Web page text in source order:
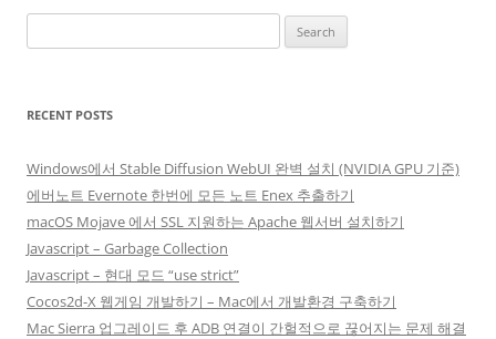
for:
RECENT POSTS
Windows에서 Stable Diffusion WebUI 완벽 설치 (NVIDIA GPU 기준)
에버노트 Evernote 한번에 모든 노트 Enex 추출하기
macOS Mojave 에서 SSL 지원하는 Apache 웹서버 설치하기
Javascript – Garbage Collection
Javascript – 현대 모드 “use strict”
Cocos2d-X 웹게임 개발하기 – Mac에서 개발환경 구축하기
Mac Sierra 업그레이드 후 ADB 연결이 간헐적으로 끊어지는 문제 해결